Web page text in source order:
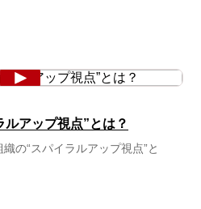
アップ視点”とは？
の“スパイラルアップ視点”と